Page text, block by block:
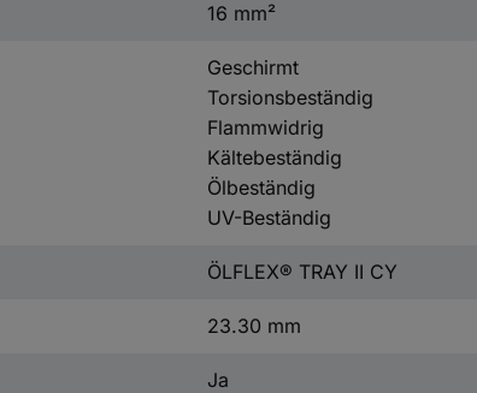
16 mm²
Geschirmt
Torsionsbeständig
Flammwidrig
Kältebeständig
Ölbeständig
UV-Beständig
ÖLFLEX® TRAY II CY
23.30 mm
Ja